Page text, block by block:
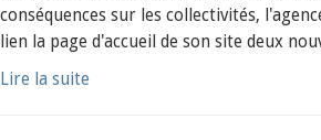
conséquences sur les collectivités,
lien la page d'accueil de son site deux
Lire la suite